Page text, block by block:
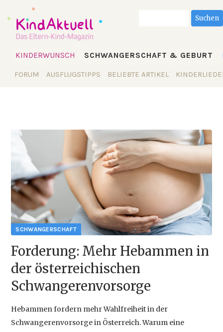
überspringen
KINDERWUNSCH SCHWANGERSCHAFT & GEBURT
Navigation
FORUM AUSFLUGSTIPPS BELIEBTE ARTIKEL
Suchen
2026-07-14 15:45
{{empty}}
Forderung: Mehr Hebammen in
der österreichischen
Schwangerenvorsorge
Hebammen fordern mehr Wahlfreiheit in der
Schwangerenvorsorge in Österreich. Warum eine